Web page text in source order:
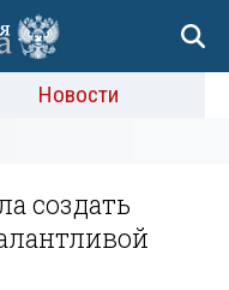
Новости
создать